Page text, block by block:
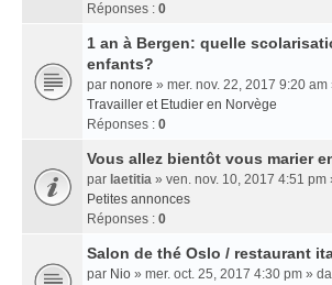
Réponses : 0
1 an à Bergen: quelle
enfants?
par nonore » mer. nov. 22, 2017 9:20 am
Travailler et Etudier en Norvège
Réponses : 0
Vous allez bientôt vous marier
par laetitia » ven. nov. 10, 2017 4:51 pm
Petites annonces
Réponses : 0
Salon de thé Oslo / restaurant
par Nio » mer. oct. 25, 2017 4:30 pm »